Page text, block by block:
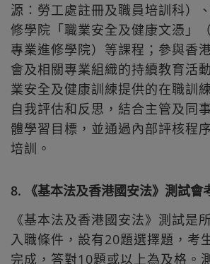
源：勞工處註冊及職員培訓科）
修學院「職業安全及健康文憑」
專業進修學院）等課程；參與香
會及相關專業組織的持續教育活
業安全及健康訓練提供的在職訓
自我評估和反思，結合主管及同
體學習目標，並通過內部評核程
培訓。
8. 《基本法及香港國安法》測試會
《基本法及香港國安法》測試是
入職條件，設有20題選擇題，考
完成，答對10題或以上為及格。